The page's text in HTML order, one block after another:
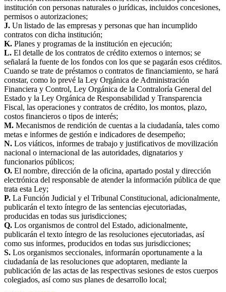
institución con personas naturales o jurídicas, incluidos concesiones,
permisos o autorizaciones;
J. Un listado de las empresas y personas que han incumplido
contratos con dicha institución;
K. Planes y programas de la institución en ejecución;
L. El detalle de los contratos de crédito externos o internos; se
señalará la fuente de los fondos con los que se pagarán esos créditos.
Cuando se trate de préstamos o contratos de financiamiento, se hará
constar, como lo prevé la Ley Orgánica de Administración
Financiera y Control, Ley Orgánica de la Contraloría General del
Estado y la Ley Orgánica de Responsabilidad y Transparencia
Fiscal, las operaciones y contratos de crédito, los montos, plazo,
costos financieros o tipos de interés;
M. Mecanismos de rendición de cuentas a la ciudadanía, tales como
metas e informes de gestión e indicadores de desempeño;
N. Los viáticos, informes de trabajo y justificativos de movilización
nacional o internacional de las autoridades, dignatarios y
funcionarios públicos;
O. El nombre, dirección de la oficina, apartado postal y dirección
electrónica del responsable de atender la información pública de que
trata esta Ley;
P. La Función Judicial y el Tribunal Constitucional, adicionalmente,
publicarán el texto íntegro de las sentencias ejecutoriadas,
producidas en todas sus jurisdicciones;
Q. Los organismos de control del Estado, adicionalmente,
publicarán el texto íntegro de las resoluciones ejecutoriadas, así
como sus informes, producidos en todas sus jurisdicciones;
S. Los organismos seccionales, informarán oportunamente a la
ciudadanía de las resoluciones que adoptaren, mediante la
publicación de las actas de las respectivas sesiones de estos cuerpos
colegiados, así como sus planes de desarrollo local;